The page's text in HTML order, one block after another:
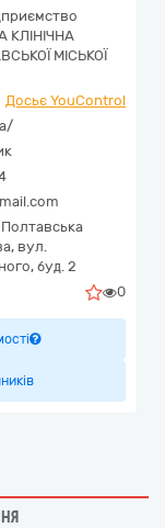
КЛІНІЧНА
МІСЬКОЇ
Досьє YouControl
Полтавська
вул.
буд. 2
0